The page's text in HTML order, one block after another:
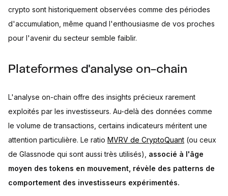
crypto sont historiquement observées comme des périodes
d'accumulation, même quand l'enthousiasme de vos proches
pour l'avenir du secteur semble faiblir.
Plateformes d'analyse on-chain
L'analyse on-chain offre des insights précieux rarement
exploités par les investisseurs. Au-delà des données comme
le volume de transactions, certains indicateurs méritent une
attention particulière. Le ratio MVRV de CryptoQuant (ou ceux
de Glassnode qui sont aussi très utilisés), associé à l'âge
moyen des tokens en mouvement, révèle des patterns de
comportement des investisseurs expérimentés.